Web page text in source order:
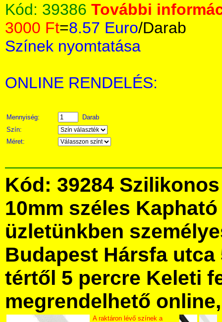
Kód: 39386 További
3000 Ft=8.57 Euro/Darab
Színek nyomtatása
ONLINE RENDELÉS:
Mennyiség:
Darab
Szín:
Méret:
Kód: 39284
10mm széles
üzletünkben
Budapest Hársfa utca
tértől 5 percre Keleti
megrendelhető
A raktáron lévő színek a